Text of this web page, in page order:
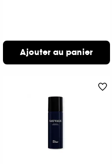
Ajouter au panier